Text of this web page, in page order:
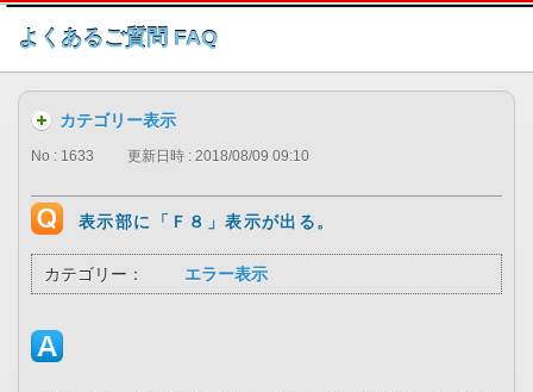
このページの本文へ
よくあるご質問 FAQ
カテゴリー表示
No : 1633 更新日時 : 2018/08/09 09:10
表示部に「Ｆ８」表示が出る。
カテゴリー： エラー表示